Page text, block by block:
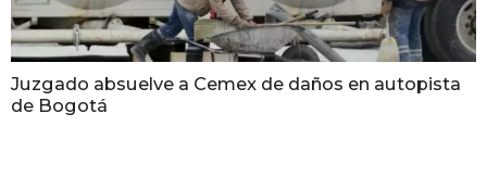
Juzgado absuelve a Cemex de daños en autopista
de Bogotá